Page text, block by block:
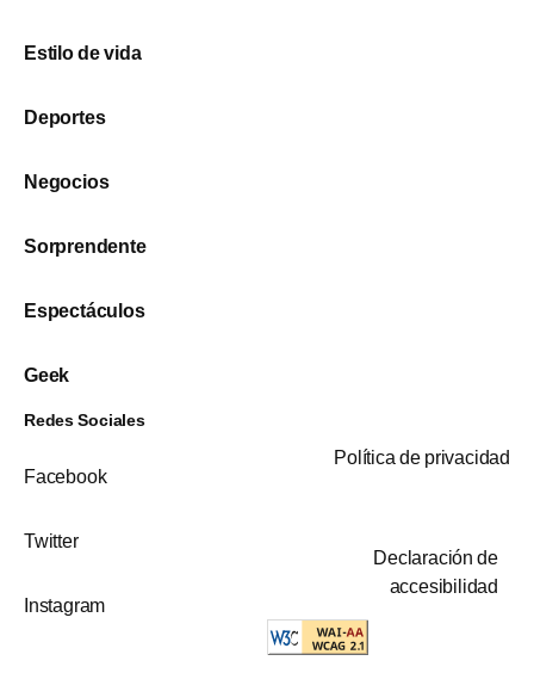
Estilo de vida
Deportes
Negocios
Sorprendente
Espectáculos
Geek
Redes Sociales
Facebook
Twitter
Instagram
Política de privacidad
Declaración de
accesibilidad